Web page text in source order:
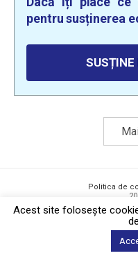
pentru susținerea
SUSȚINE
Politica de
Acest site foloseşte